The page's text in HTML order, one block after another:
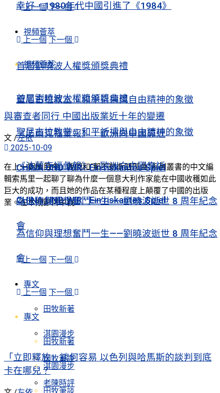
上一個 下一個
視頻薈萃
首屆劉曉波人權獎頒獎典禮
聖尼古拉教堂：和平祈禱與自由精神的象徵
《法蘭克福彙報》：歐洲向中國靠近
CHINA UND WIR · Ein riskantes Spiel
為信仰與理想奮鬥一生——劉曉波逝世 8 周年紀念
會
上一個 下一個
專文
田牧新著
淇園漫步
田牧筆談
老陳時評
幸好，1980年代中國引進了《1984》
上一個 下一個
視頻薈萃
首屆劉曉波人權獎頒獎典禮
聖尼古拉教堂：和平祈禱與自由精神的象徵
《法蘭克福彙報》：歐洲向中國靠近
CHINA UND WIR · Ein riskantes Spiel
為信仰與理想奮鬥一生——劉曉波逝世 8 周年紀念
會
上一個 下一個
專文
田牧新著
淇園漫步
田牧筆談
與審查者同行 中國出版業近十年的變遷
文 /左依
2025-10-09
在上一期節目中，我們和“那不勒斯四部曲”系列叢書的中文編
輯索馬里一起聊了聊為什麼一個意大利作家能在中國收穫如此
巨大的成功，而且她的作品在某種程度上顛覆了中國的出版
業。在本期節目中我...
「立即釋放」談何容易 以色列與哈馬斯的談判到底
卡在哪兒？